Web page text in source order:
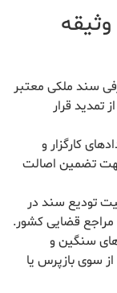
سند ملکی معتبر
از تمدید قرار
کارگزار و
تضمین اصالت
تودیع سند در
مراجع قضایی کشور.
سنگین و
سوی بازپرس یا